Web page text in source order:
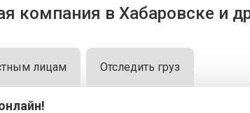
компания в Хабаровске и
лицам Отследить груз